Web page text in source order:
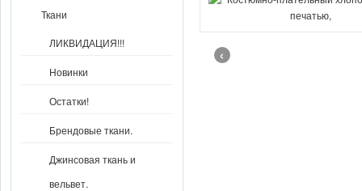
Ткани
ЛИКВИДАЦИЯ!!!
Новинки
Остатки!
Брендовые ткани.
Джинсовая ткань и
вельвет.
‹